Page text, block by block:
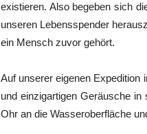
existieren. Also begeben sich
unseren Lebensspender
ein Mensch zuvor gehört.
Auf unserer eigenen Expedition
und einzigartigen Geräusche
Ohr an die Wasseroberfläche